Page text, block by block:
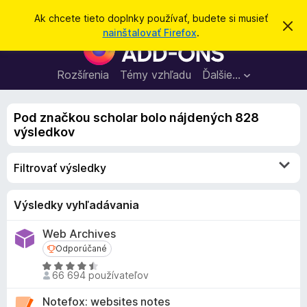
Ak chcete tieto doplnky používať, budete si musieť
nainštalovať Firefox.
Z
ť
n
D
o
p
l
k
a
Rozšírenia Témy vzhľadu Ďalšie…
Prihlásiť sa
a
Pod značkou scholar bolo nájdených 828
výsledkov
Filtrovať výsledky
Výsledky vyhľadávania
Web Archives
Odporúčané
Odporúčané
H
o
d
66 694 používateľov
Notefox: websites notes